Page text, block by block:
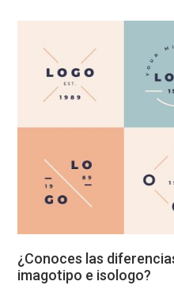
¿Conoces las
imagotipo e isologo?